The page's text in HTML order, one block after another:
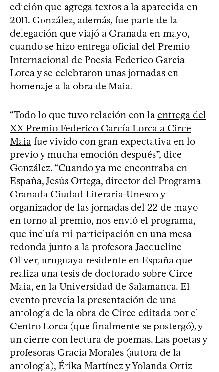
edición que agrega textos a la aparecida en
2011. González, además, fue parte de la
delegación que viajó a Granada en mayo,
cuando se hizo entrega oficial del Premio
Internacional de Poesía Federico García
Lorca y se celebraron unas jornadas en
homenaje a la obra de Maia.
“Todo lo que tuvo relación con la entrega del
XX Premio Federico García Lorca a Circe
Maia fue vivido con gran expectativa en lo
previo y mucha emoción después”, dice
González. “Cuando ya me encontraba en
España, Jesús Ortega, director del Programa
Granada Ciudad Literaria-Unesco y
organizador de las jornadas del 22 de mayo
en torno al premio, nos envió el programa,
que incluía mi participación en una mesa
redonda junto a la profesora Jacqueline
Oliver, uruguaya residente en España que
realiza una tesis de doctorado sobre Circe
Maia, en la Universidad de Salamanca. El
evento preveía la presentación de una
antología de la obra de Circe editada por el
Centro Lorca (que finalmente se postergó), y
un cierre con lectura de poemas. Las poetas y
profesoras Gracia Morales (autora de la
antología), Érika Martínez y Yolanda Ortiz